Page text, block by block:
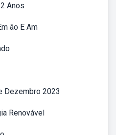
Anos
ão E Am
Dezembro 2023
Renovável